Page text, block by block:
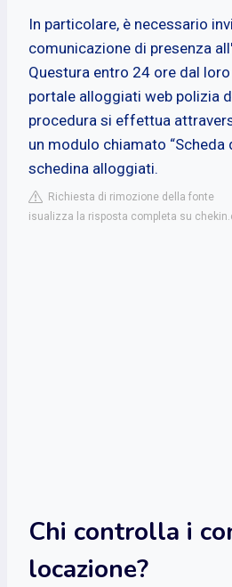
In particolare, è necessario
comunicazione di presenza
Questura entro 24 ore dal
portale alloggiati web polizia
procedura si effettua
un modulo chiamato “Scheda
schedina alloggiati.
Richiesta di rimozione della fonte
isualizza la risposta completa su
Chi controlla i
locazione?